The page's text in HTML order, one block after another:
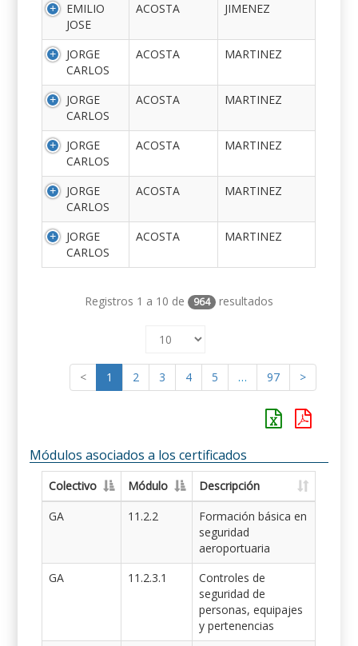
EMILIO
JOSE
ACOSTA JIMENEZ
JORGE
CARLOS
ACOSTA MARTINEZ
JORGE
CARLOS
ACOSTA MARTINEZ
JORGE
CARLOS
ACOSTA MARTINEZ
JORGE
CARLOS
ACOSTA MARTINEZ
JORGE
CARLOS
ACOSTA MARTINEZ
Registros 1 a 10 de 964 resultados
< 1 2 3 4 5 … 97 >
Módulos asociados a los certificados
Colectivo Módulo
Descripción
GA
11.2.2
Formación básica en
seguridad
aeroportuaria
GA
11.2.3.1
Controles de
seguridad de
personas, equipajes
y pertenencias